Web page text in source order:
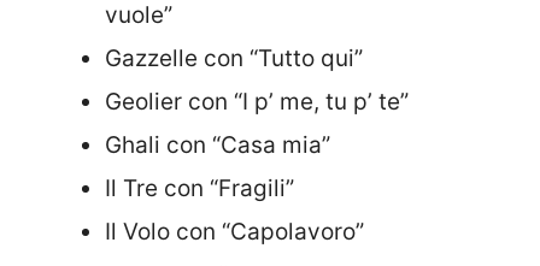
vuole”
Gazzelle con “Tutto qui”
Geolier con “I p’ me, tu p’ te”
Ghali con “Casa mia”
Il Tre con “Fragili”
Il Volo con “Capolavoro”